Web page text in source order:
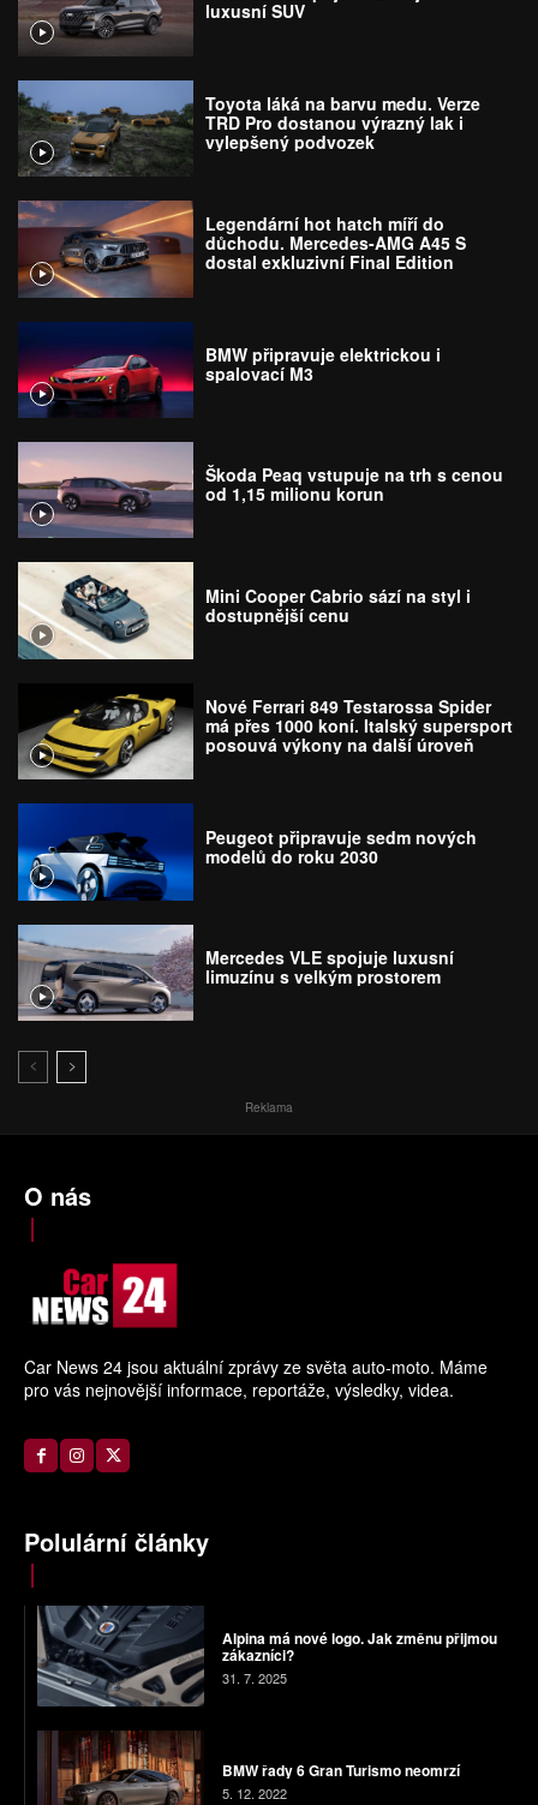
luxusní SUV
Toyota láká na barvu medu. Verze
TRD Pro dostanou výrazný lak i
vylepšený podvozek
Legendární hot hatch míří do
důchodu. Mercedes-AMG A45 S
dostal exkluzivní Final Edition
BMW připravuje elektrickou i
spalovací M3
Škoda Peaq vstupuje na trh s cenou
od 1,15 milionu korun
Mini Cooper Cabrio sází na styl i
dostupnější cenu
Nové Ferrari 849 Testarossa Spider
má přes 1000 koní. Italský supersport
posouvá výkony na další úroveň
Peugeot připravuje sedm nových
modelů do roku 2030
Mercedes VLE spojuje luxusní
limuzínu s velkým prostorem
Reklama
O nás
Car News 24 jsou aktuální zprávy ze světa auto-moto. Máme
pro vás nejnovější informace, reportáže, výsledky, videa.
Polulární články
Alpina má nové logo. Jak změnu přijmou
zákazníci?
31. 7. 2025
BMW řady 6 Gran Turismo neomrzí
5. 12. 2022